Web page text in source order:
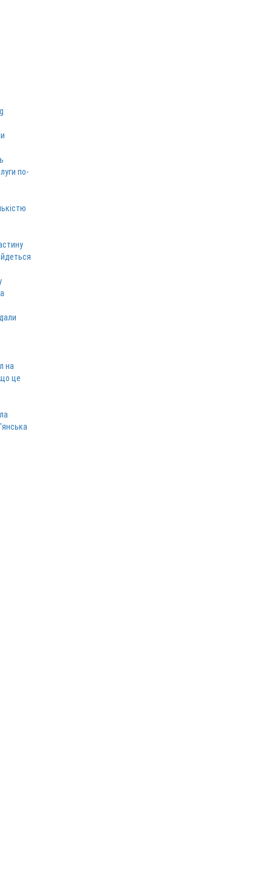
по-
на
що це